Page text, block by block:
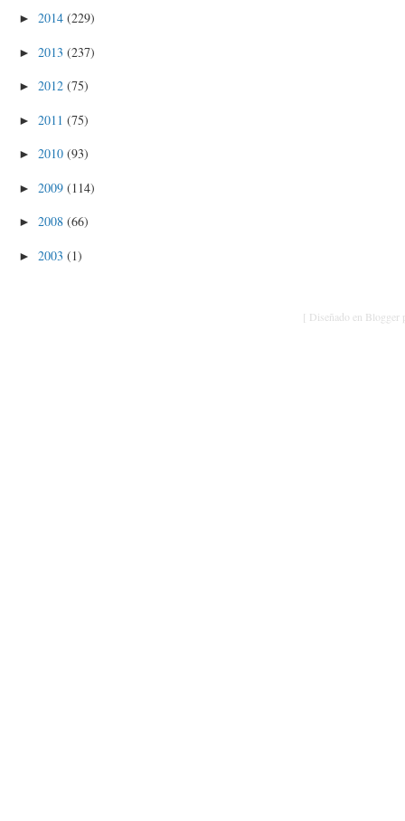
► 2014 (229)
► 2013 (237)
► 2012 (75)
► 2011 (75)
► 2010 (93)
► 2009 (114)
► 2008 (66)
► 2003 (1)
[ Diseñado en Blogger